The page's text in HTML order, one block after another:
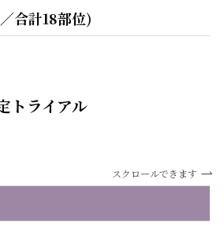
合計18部位)
トライアル
スクロールできます